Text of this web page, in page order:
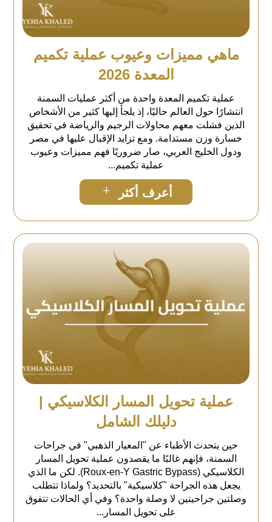
ماهي مميزات وعيوب عملية تكميم
المعدة 2026
عملية تكميم المعدة واحدة من أكثر عمليات السمنة
انتشارًا حول العالم حاليًا، إذ يلجأ إليها كثير من الأشخاص
الذين فشلت معهم محاولات الرجيم والرياضة في تحقيق
خسارة وزن مستدامة. ومع تزايد الإقبال عليها في مصر
ودول الخليج العربي، صار ضروريًا فهم مميزات وعيوب
عملية تكميم...
أعرف أكثر L
عملية تحويل المسار الكلاسيكي |
دليلك الشامل
حين يتحدث الأطباء عن "المعيار الذهبي" في جراحات
السمنة، فإنهم غالبًا ما يقصدون عملية تحويل المسار
الكلاسيكي (Roux-en-Y Gastric Bypass). لكن ما الذي
يجعل هذه الجراحة "كلاسيكية" بالتحديد؟ ولماذا تتطلب
وصلتين جراحيتين لا وصلة واحدة؟ وفي أي الحالات تتفوق
على تحويل المسار...